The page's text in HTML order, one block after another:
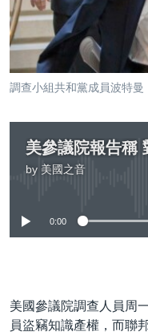
到
檢
索
國際
經貿
視頻
美國專訊
YOUTUBE頻道
新聞音頻
港人港心
廣播節目表
國語
調查小組共和黨成員波特曼
by 美國之音
0:00
美國參議院調查人員周
員盜竊知識產權，而聯